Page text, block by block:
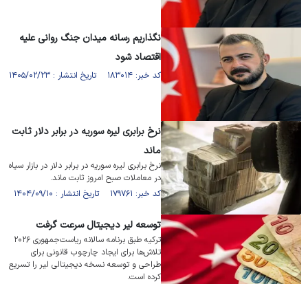
نگذاریم رسانه میدان جنگ روانی علیه
اقتصاد شود
کد خبر: ۱۸۳۰۱۴ تاریخ انتشار : ۱۴۰۵/۰۲/۲۳
نرخ برابری لیره سوریه در برابر دلار ثابت
ماند
نرخ برابری لیره سوریه در برابر دلار در بازار سیاه
در معاملات صبح امروز ثابت ماند.
کد خبر: ۱۷۹۷۶۱ تاریخ انتشار : ۱۴۰۴/۰۹/۱۰
توسعه لیر دیجیتال سرعت گرفت
ترکیه طبق برنامه سالانه ریاست‌جمهوری ۲۰۲۶
تلاش‌ها برای ایجاد چارچوب قانونی برای
طراحی و توسعه نسخه دیجیتالی لیر را تسریع
کرده است.